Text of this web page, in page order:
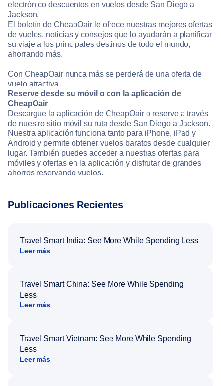
electrónico descuentos en vuelos desde San Diego a
Jackson.
El boletín de CheapOair le ofrece nuestras mejores ofertas
de vuelos, noticias y consejos que lo ayudarán a planificar
su viaje a los principales destinos de todo el mundo,
ahorrando más.
Con CheapOair nunca más se perderá de una oferta de
vuelo atractiva.
Reserve desde su móvil o con la aplicación de
CheapOair
Descargue la aplicación de CheapOair o reserve a través
de nuestro sitio móvil su ruta desde San Diego a Jackson.
Nuestra aplicación funciona tanto para iPhone, iPad y
Android y permite obtener vuelos baratos desde cualquier
lugar. También puedes acceder a nuestras ofertas para
móviles y ofertas en la aplicación y disfrutar de grandes
ahorros reservando vuelos.
Publicaciones Recientes
Travel Smart India: See More While Spending Less
Leer más
Travel Smart China: See More While Spending
Less
Leer más
Travel Smart Vietnam: See More While Spending
Less
Leer más